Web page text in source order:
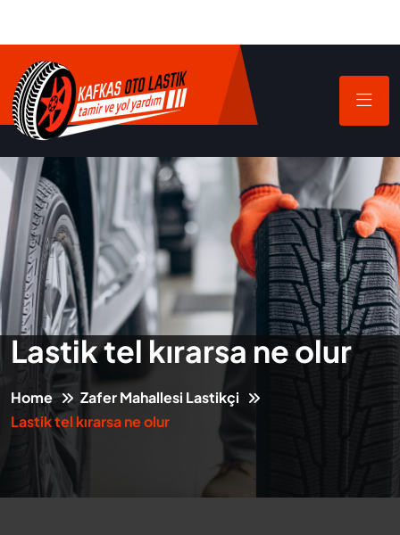
Lastik tel kırarsa ne olur
Home
Zafer Mahallesi Lastikçi
Lastik tel kırarsa ne olur